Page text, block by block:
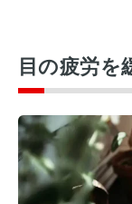
目の疲労を